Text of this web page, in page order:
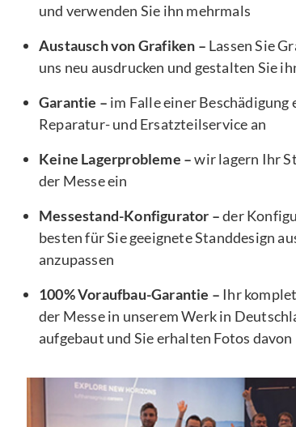
und verwenden Sie ihn mehrmals
Austausch von Grafiken – Lassen Sie
uns neu ausdrucken und gestalten Sie
Garantie – im Falle einer
Reparatur- und Ersatzteilservice an
Keine Lagerprobleme –wir lagern Ihr
der Messe ein
Messestand-Konfigurator –der
besten für Sie geeignete Standdesign
anzupassen
100% Voraufbau-Garantie – Ihr
der Messe in unserem Werk in
aufgebaut und Sie erhalten Fotos davon